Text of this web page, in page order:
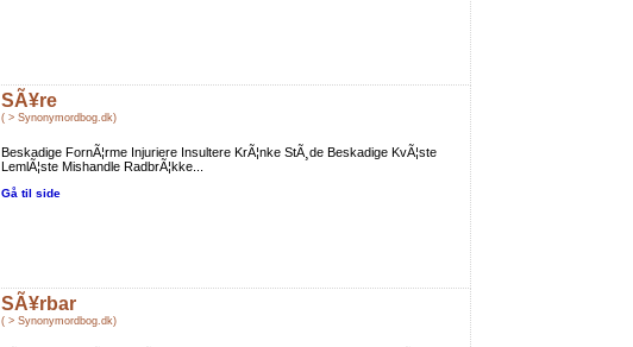
SÃ¥re
( > Synonymordbog.dk)
Beskadige FornÃ¦rme Injuriere Insultere KrÃ¦nke StÃ¸de Beskadige KvÃ¦ste
LemlÃ¦ste Mishandle RadbrÃ¦kke...
Gå til side
SÃ¥rbar
( > Synonymordbog.dk)